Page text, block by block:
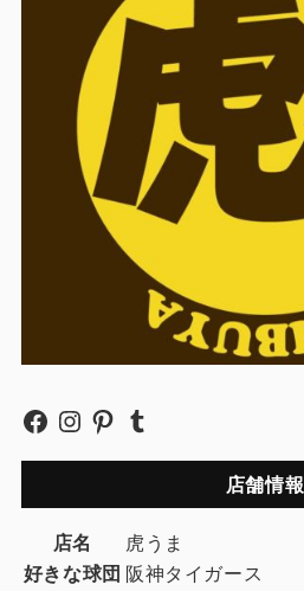
店舗情報
店名
虎うま
好きな球団 阪神タイガース